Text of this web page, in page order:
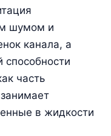
шумом и
канала, а
часть
в жидкости